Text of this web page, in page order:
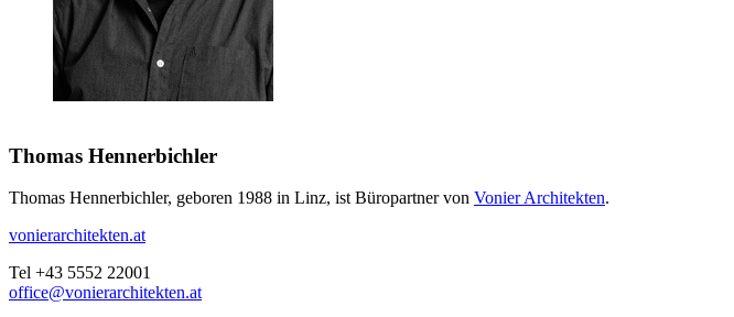
Thomas Hennerbichler
Thomas Hennerbichler, geboren 1988 in Linz, ist Büropartner von Vonier Architekten.
vonierarchitekten.at
Tel +43 5552 22001
office@vonierarchitekten.at